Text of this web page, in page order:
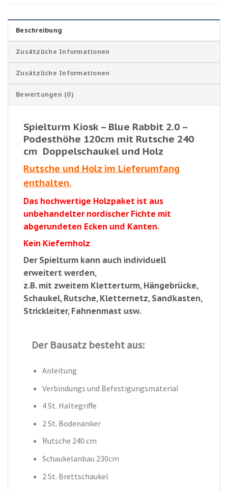
Beschreibung
Zusätzliche Informationen
Zusätzliche Informationen
Bewertungen (0)
Spielturm Kiosk – Blue Rabbit 2.0 –
Podesthöhe 120cm mit Rutsche 240
cm Doppelschaukel und Holz
Rutsche und Holz im Lieferumfang
enthalten.
Das hochwertige Holzpaket ist aus
unbehandelter nordischer Fichte mit
abgerundeten Ecken und Kanten.
Kein Kiefernholz
Der Spielturm kann auch individuell
erweitert werden,
z.B. mit zweitem Kletterturm, Hängebrücke,
Schaukel, Rutsche, Kletternetz, Sandkasten,
Strickleiter, Fahnenmast usw.
Der Bausatz besteht aus:
Anleitung
Verbindungs und Befestigungsmaterial
4 St. Haltegriffe
2 St. Bodenanker
Rutsche 240 cm
Schaukelanbau 230cm
2 St. Brettschaukel